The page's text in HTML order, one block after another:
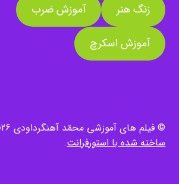
زنگ هنر آموزش ضرب
آموزش اسکرچ
© فیلم های آموزشی محمّد آهنگرداودی 2026
ساخته شده با استورفرانت.